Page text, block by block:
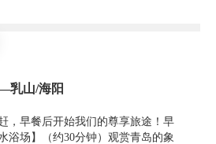
乳山/海阳
，早餐后开始我们的尊享旅途！早
浴场】（约30分钟）观赏青岛的象